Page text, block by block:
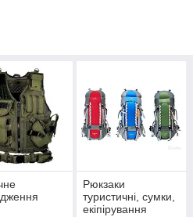
Рюкзаки
туристичні, сумки,
екіпірування